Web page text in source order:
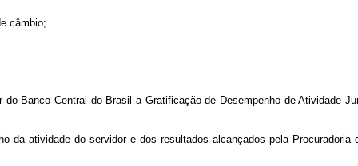
câmbio;
Banco Central do Brasil a Gratificação de Desempenho de Atividade
da atividade do servidor e dos resultados alcançados pela